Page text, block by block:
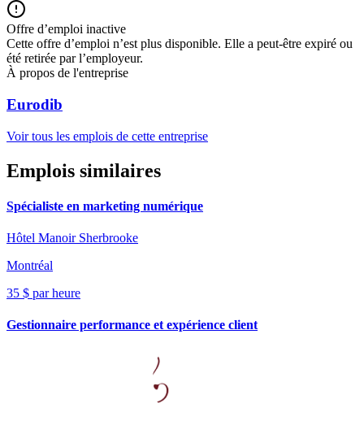
Offre d’emploi inactive
Cette offre d’emploi n’est plus disponible. Elle a peut-être expiré ou
été retirée par l’employeur.
À propos de l'entreprise
Eurodib
Voir tous les emplois de cette entreprise
Emplois similaires
Spécialiste en marketing numérique
Hôtel Manoir Sherbrooke
Montréal
35 $ par heure
Gestionnaire performance et expérience client